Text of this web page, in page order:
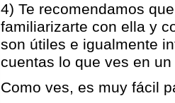
4) Te recomendamos
familiarizarte con ella y
son útiles e igualmente
cuentas lo que ves en
Como ves, es muy fácil